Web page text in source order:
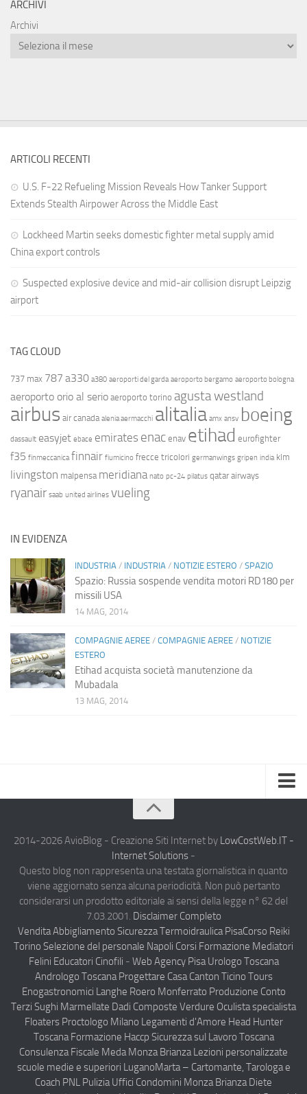
ARCHIVI
Archivi
ARTICOLI RECENTI
U.S. F-22 Refueling Mission Reveals How Tanker Support
Extends Stealth Airpower Across the Middle East
Lockheed Martin seeks domestic fighter metal supply amid
China export controls
Suspected explosive device and mid-air collision disrupt Leipzig
airport
TAG CLOUD
737 max 787 a330 a380 aeroporti del garda aeroporto bergamo aeroporto bologna
aeroporto orio al serio aeroporto torino agusta westland
airbus air canada alenia aermacchi alitalia amx ansv boeing
dassault easyjet ebace emirates enac enav etihad eurofighter
f35 finmeccanica finnair fiumicino frecce tricolori germanwings gripen india klm
livingston malpensa meridiana nato pc-24 pilatus qatar airways
ryanair saab united airlines vueling
IN EVIDENZA
INDUSTRIA / INDUSTRIA / NOTIZIE ESTERO / SPAZIO
Spazio: Russia sospende vendita motori RD180 per
missili USA
14 MAG, 2014
COMPAGNIE AEREE / COMPAGNIE AEREE / NOTIZIE
ESTERO
Etihad acquista società manutenzione da
Mubadala
13 MAG, 2014
Chi Siamo
Compagnie Aeree
Industria
Notizie Italia
Aeronautica Civile
Aeronautica Militare
Aeroporti
Compagnie Aeree
Forze Aeree
2014-2026 AvioBlog - Creazione Siti Internet by LowCostWeb.IT -
Internet Solutions -
Questo blog non rappresenta una testata giornalistica in quanto
viene aggiornato senza alcuna periodicità. Non può pertanto
considerarsi un prodotto editoriale ai sensi della legge n° 62 del
7.03.2001. Disclaimer Completo
Vendita Abbigliamento SicurezzaTermoidraulica PisaCorso Reiki
Torino Selezione del personale Napoli Corsi Formazione Mediatori
Felini Educatori Cinofili - Web Agency Pisa Urologo Toscana
Andrologo Toscana Progettare Casa Canton Ticino Tours
Enogastronomici Langhe Roero Monferrato Produzione Conto
Terzi Sughi Marmellate Dadi Composte Verdure Oculista specialista
Floaters Proctologo Milano Legamenti d'Amore Head Hunter
Toscana Formazione Haccp Sicurezza sul Lavoro Toscana
Consulenza Fiscale Meda Monza Brianza Lezioni personalizzate
scuole medie e superiori LuganoMarta – Cartomante, Tarologa e
Coach PNL Pulizia Uffici Condomini Monza Brianza Diete